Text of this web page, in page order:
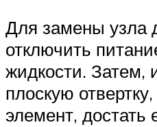
Для замены узла
отключить
жидкости. Затем,
плоскую
элемент, достать